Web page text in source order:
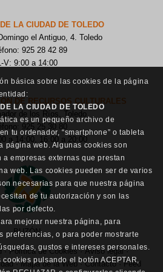
LA CIUDAD DE TOLEDO
el Antiguo, 4. Toledo
925 28 42 89
V: 9:00 a 14:00
DE RECURSOS CULTURALES
de los Ríos, Toledo
925 25 30 80
a 14:00, 16:00 a 20:00
BUZÓN
·Política de Cookies ·Aviso legal·
·Mapa de la Web·Contacto·Feed
básica sobre las cookies de la página
LA CIUDAD DE TOLEDO
es un pequeño archivo de
tu ordenador, “smartphone” o tableta
página web. Algunas cookies son
empresas externas que prestan
web. Las cookies pueden ser de varios
necesarias para que nuestra página
de tu autorización y son las
por defecto.
mejorar nuestra página, para
preferencias, o para poder mostrarte
gustos e intereses personales.
pulsando el botón ACEPTAR,